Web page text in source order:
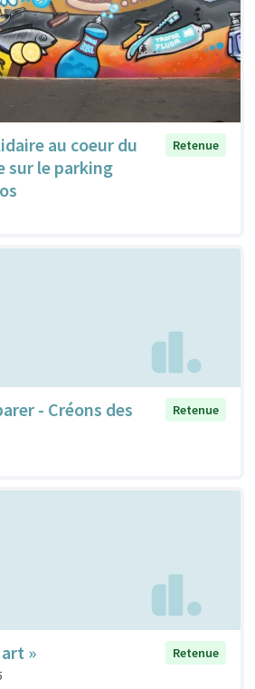
au coeur du
sur le parking
Retenue
- Créons des
Retenue
»
Retenue